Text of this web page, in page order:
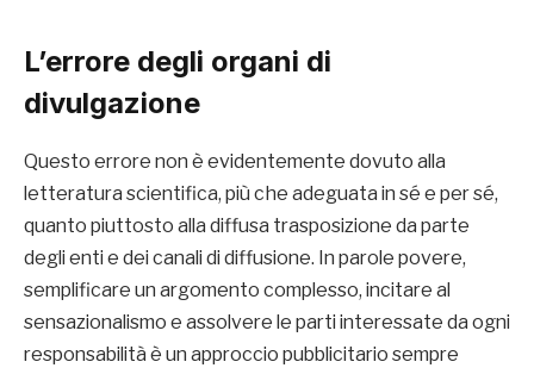
L’errore degli organi di
divulgazione
Questo errore non è evidentemente dovuto alla
letteratura scientifica, più che adeguata in sé e per sé,
quanto piuttosto alla diffusa trasposizione da parte
degli enti e dei canali di diffusione. In parole povere,
semplificare un argomento complesso, incitare al
sensazionalismo e assolvere le parti interessate da ogni
responsabilità è un approccio pubblicitario sempre